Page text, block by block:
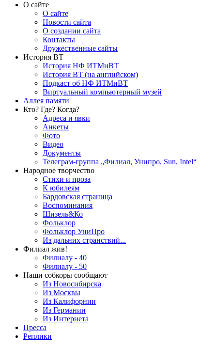
О сайте
О сайте
Новости сайта
О создании сайта
Контакты
Дружественные сайты
История ВТ
История НФ ИТМиВТ
История ВТ (на английском)
Подкаст об НФ ИТМиВТ
Виртуальный компьютерный музей
Аллея памяти
Кто? Где? Когда?
Адреса и явки
Анкеты
Фото
Видео
Документы
Телеграм-группа „Филиал, Унипро, Sun, Intel“
Народное творчество
Стихи и проза
К юбилеям
Бардовская страница
Воспоминания
Шизель&Ко
Фольклор
Фольклор УниПро
Из дальних странствий...
Филиал жив!
Филиалу - 40
Филиалу - 50
Наши собкоры сообщают
Из Новосибирска
Из Москвы
Из Калифорнии
Из Германии
Из Интернета
Пресса
Реплики